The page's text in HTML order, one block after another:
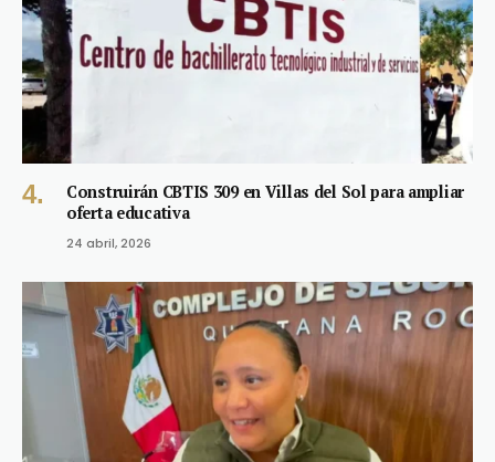
Construirán CBTIS 309 en Villas del Sol para ampliar
oferta educativa
24 abril, 2026